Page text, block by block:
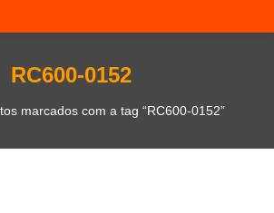
RC600-0152
marcados com a tag “RC600-0152”